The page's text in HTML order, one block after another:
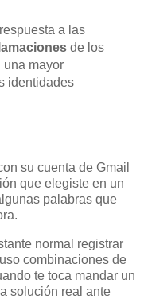
a las
de los
mayor
identidades
su cuenta de Gmail
que elegiste en un
palabras que
normal registrar
combinaciones de
te toca mandar un
solución real ante